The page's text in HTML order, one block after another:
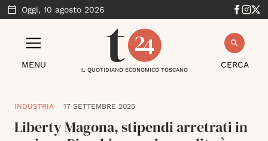
Oggi, 10 agosto 2026
MENU CERCA
IL QUOTIDIANO ECONOMICO TOSCANO
INDUSTRIA 17 SETTEMBRE 2025
Liberty Magona, stipendi arretrati in